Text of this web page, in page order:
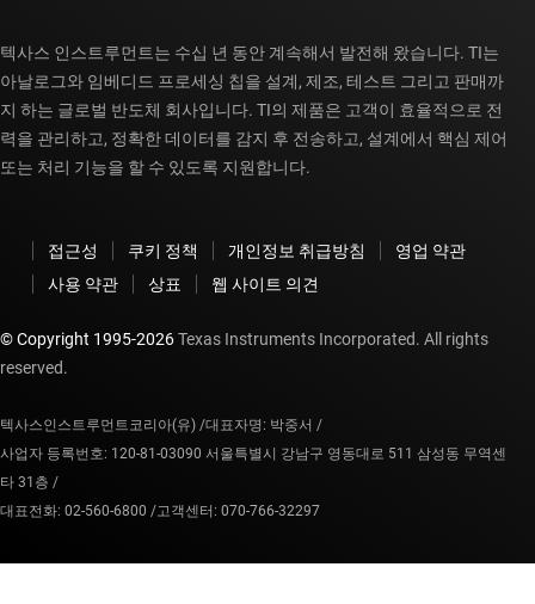
텍사스 인스트루먼트는 수십 년 동안 계속해서 발전해 왔습니다. TI는
아날로그와 임베디드 프로세싱 칩을 설계, 제조, 테스트 그리고 판매까
지 하는 글로벌 반도체 회사입니다. TI의 제품은 고객이 효율적으로 전
력을 관리하고, 정확한 데이터를 감지 후 전송하고, 설계에서 핵심 제어
또는 처리 기능을 할 수 있도록 지원합니다.
접근성 쿠키 정책 개인정보 취급방침
영업 약관
사용 약관
상표 웹 사이트 의견
© Copyright 1995-2026Texas Instruments Incorporated. All rights
reserved.
텍사스인스트루먼트코리아(유) /대표자명: 박중서 /
사업자 등록번호: 120-81-03090 서울특별시 강남구 영동대로 511 삼성동 무역센
타 31층 /
대표전화: 02-560-6800 /고객센터: 070-766-32297